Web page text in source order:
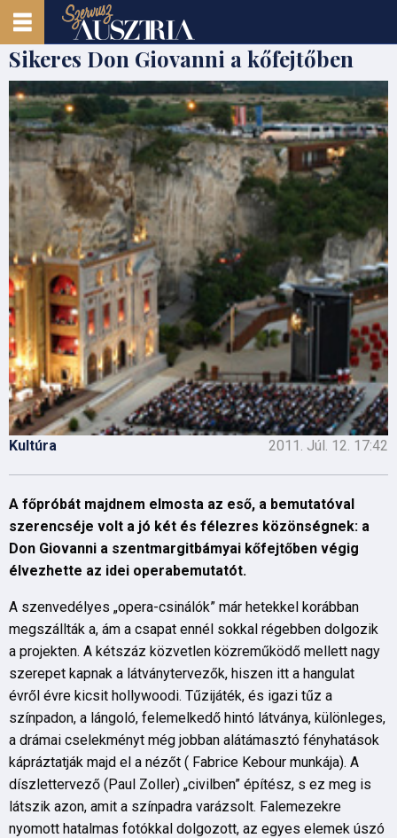
Sikeres Don Giovanni a kőfejtőben
Kultúra 2011. Júl. 12. 17:42
A főpróbát majdnem elmosta az eső, a bemutatóval
szerencséje volt a jó két és félezres közönségnek: a
Don Giovanni a szentmargitbámyai kőfejtőben végig
élvezhette az idei operabemutatót.
A szenvedélyes „opera-csinálók” már hetekkel korábban
megszállták a, ám a csapat ennél sokkal régebben dolgozik
a projekten. A kétszáz közvetlen közreműködő mellett nagy
szerepet kapnak a látványtervezők, hiszen itt a hangulat
évről évre kicsit hollywoodi. Tűzijáték, és igazi tűz a
színpadon, a lángoló, felemelkedő hintó látványa, különleges,
a drámai cselekményt még jobban alátámasztó fényhatások
kápráztatják majd el a nézőt ( Fabrice Kebour munkája). A
díszlettervező (Paul Zoller) „civilben” építész, s ez meg is
látszik azon, amit a színpadra varázsolt. Falemezekre
nyomott hatalmas fotókkal dolgozott, az egyes elemek úszó